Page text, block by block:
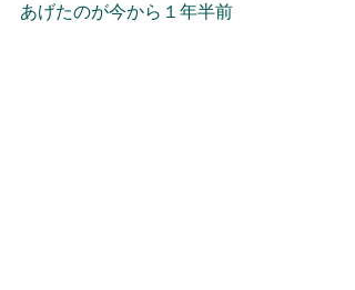
あげたのが今から１年半前